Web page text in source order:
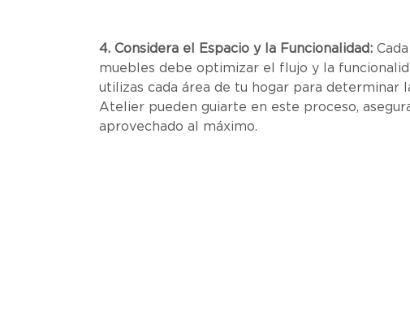
4. Considera el Espacio y la Funcionalidad:
muebles debe optimizar el flujo y la
utilizas cada área de tu hogar para determinar
Atelier pueden guiarte en este proceso,
aprovechado al máximo.